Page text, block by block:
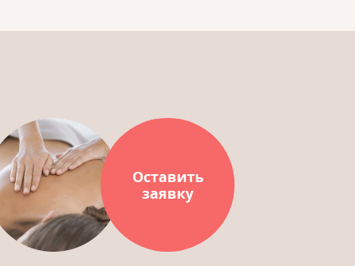
Оставить
заявку